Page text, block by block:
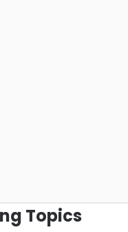
Topics